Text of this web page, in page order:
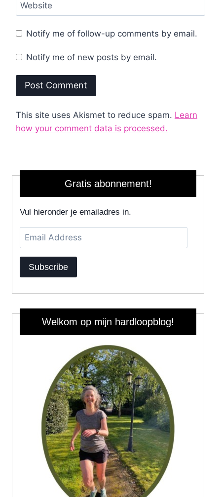
Website
Notify me of follow-up comments by email.
Notify me of new posts by email.
This site uses Akismet to reduce spam. Learn
how your comment data is processed.
Gratis abonnement!
Vul hieronder je emailadres in.
Email
Address
Subscribe
Welkom op mijn hardloopblog!